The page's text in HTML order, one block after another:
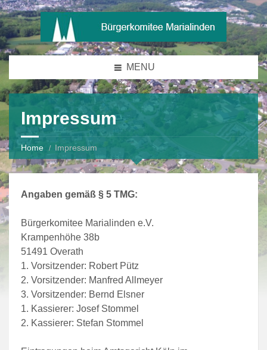
MENU
Impressum
Home Impressum
Angaben gemäß § 5 TMG:
Bürgerkomitee Marialinden e.V.
Krampenhöhe 38b
51491 Overath
1. Vorsitzender: Robert Pütz
2. Vorsitzender: Manfred Allmeyer
3. Vorsitzender: Bernd Elsner
1. Kassierer: Josef Stommel
2. Kassierer: Stefan Stommel